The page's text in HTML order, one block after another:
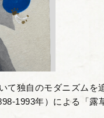
て独自のモダニズムを
1993年）による「露